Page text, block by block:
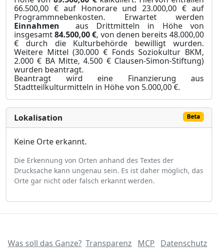
66.500,00 € auf Honorare und 23.000,00 € auf
Programmnebenkosten. Erwartet werden
Einnahmen aus Drittmitteln in Höhe von
insgesamt84.500,00€, von denen bereits 48.000,00
€ durch die Kulturbehörde bewilligt wurden.
Weitere Mittel (30.000 € Fonds Soziokultur BKM,
2.000 € BA Mitte, 4.500 € Clausen-Simon-Stiftung)
wurden beantragt.
Beantragt wird eine Finanzierung aus
Stadtteilkulturmitteln in Höhe von 5.000,00 €.
Lokalisation Beta
Keine Orte erkannt.
Die Erkennung von Orten anhand des Textes der
Drucksache kann ungenau sein. Es ist daher möglich, das
Orte gar nicht oder falsch erkannt werden.
Was soll das Ganze? Transparenz MCP
Datenschutz